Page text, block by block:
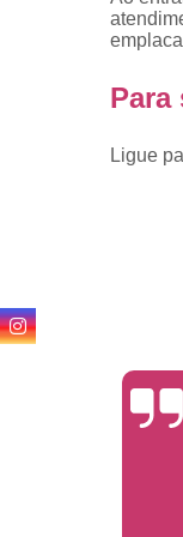
Para
Ligue